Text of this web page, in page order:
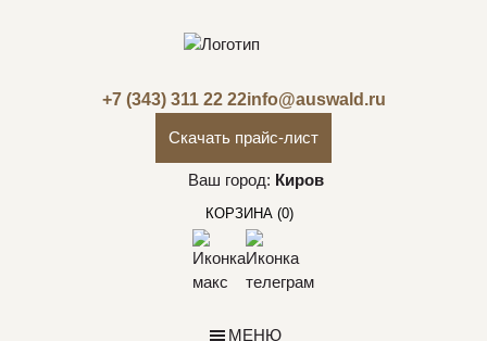
+7 (343) 311 22 22info@auswald.ru
Скачать прайс-лист
Ваш город: Киров
КОРЗИНА (0)
МЕНЮ